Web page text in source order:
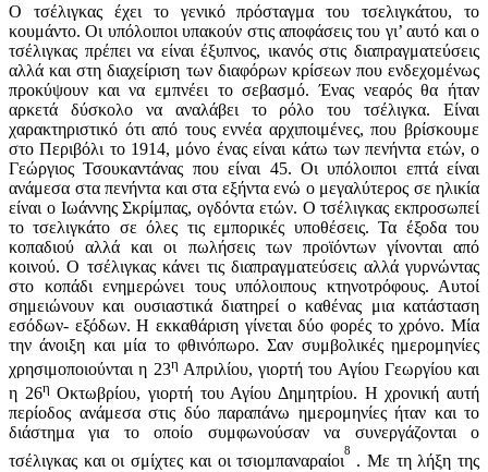
Ο τσέλιγκας έχει το γενικό πρόσταγμα του τσελιγκάτου, το
κουμάντο. Οι υπόλοιποι υπακούν στις αποφάσεις του γι’ αυτό και ο
τσέλιγκας πρέπει να είναι έξυπνος, ικανός στις διαπραγματεύσεις
αλλά και στη διαχείριση των διαφόρων κρίσεων που ενδεχομένως
προκύψουν και να εμπνέει το σεβασμό. Ένας νεαρός θα ήταν
αρκετά δύσκολο να αναλάβει το ρόλο του τσέλιγκα. Είναι
χαρακτηριστικό ότι από τους εννέα αρχιποιμένες, που βρίσκουμε
στο Περιβόλι το 1914, μόνο ένας είναι κάτω των πενήντα ετών, ο
Γεώργιος Τσουκαντάνας που είναι 45. Οι υπόλοιποι επτά είναι
ανάμεσα στα πενήντα και στα εξήντα ενώ ο μεγαλύτερος σε ηλικία
είναι ο Ιωάννης Σκρίμπας, ογδόντα ετών. Ο τσέλιγκας εκπροσωπεί
το τσελιγκάτο σε όλες τις εμπορικές υποθέσεις. Τα έξοδα του
κοπαδιού αλλά και οι πωλήσεις των προϊόντων γίνονται από
κοινού. Ο τσέλιγκας κάνει τις διαπραγματεύσεις αλλά γυρνώντας
στο κοπάδι ενημερώνει τους υπόλοιπους κτηνοτρόφους. Αυτοί
σημειώνουν και ουσιαστικά διατηρεί ο καθένας μια κατάσταση
εσόδων- εξόδων. Η εκκαθάριση γίνεται δύο φορές το χρόνο. Μία
την άνοιξη και μία το φθινόπωρο. Σαν συμβολικές ημερομηνίες
χρησιμοποιούνται η 23η Απριλίου, γιορτή του Αγίου Γεωργίου και
η 26η Οκτωβρίου, γιορτή του Αγίου Δημητρίου. Η χρονική αυτή
περίοδος ανάμεσα στις δύο παραπάνω ημερομηνίες ήταν και το
διάστημα για το οποίο συμφωνούσαν να συνεργάζονται ο
τσέλιγκας και οι σμίχτες και οι τσιομπαναραίοι
8
. Με τη λήξη της